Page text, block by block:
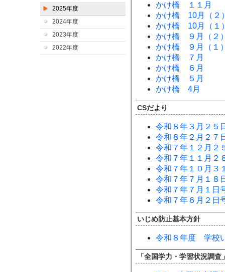
2025年度
2024年度
2023年度
2022年度
かけ橋 １１月
かけ橋 10月（２
かけ橋 10月（１
かけ橋 ９月（２
かけ橋 ９月（１
かけ橋 ７月
かけ橋 ６月
かけ橋 ５月
かけ橋 4月
CSだより
令和８年３月２５
令和８年２月２７
令和７年１２月２
令和７年１１月２
令和７年１０月３
令和７年７月１８
令和７年７月１日
令和７年６月２日
いじめ防止基本方針
令和８年度 学校
「全国学力・学習状況調査